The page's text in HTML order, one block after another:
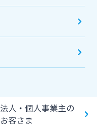
法人・個人事業主の
お客さま